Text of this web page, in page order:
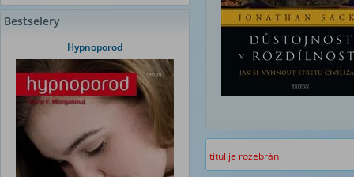
Bestselery
Hypnoporod
titul je rozebrán